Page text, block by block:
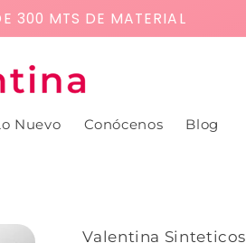
300 MTS DE MATERIAL
Nuevo Conócenos Blog
Valentina Sinteticos